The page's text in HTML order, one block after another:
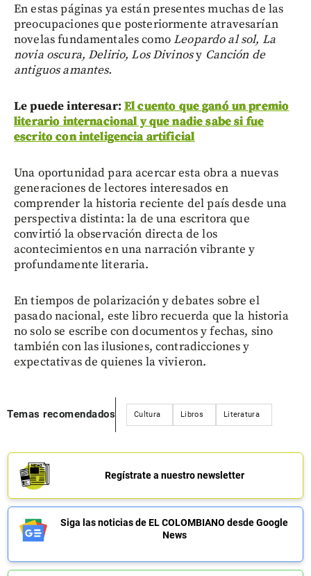
En estas páginas ya están presentes muchas de las
preocupaciones que posteriormente atravesarían
novelas fundamentales comoLeopardo al sol, La
novia oscura, Delirio, Los Divinosy Canción de
antiguos amantes.
Le puede interesar: El cuento que ganó un premio
literario internacional y que nadie sabe si fue
escrito con inteligencia artificial
Una oportunidad para acercar esta obra a nuevas
generaciones de lectores interesados en
comprender la historia reciente del país desde una
perspectiva distinta: la de una escritora que
convirtió la observación directa de los
acontecimientos en una narración vibrante y
profundamente literaria.
En tiempos de polarización y debates sobre el
pasado nacional, este libro recuerda que la historia
no solo se escribe con documentos y fechas, sino
también con las ilusiones, contradicciones y
expectativas de quienes la vivieron.
Temas recomendados Cultura Libros Literatura
Regístrate a nuestro newsletter
Siga las noticias de EL COLOMBIANO desde Google
News